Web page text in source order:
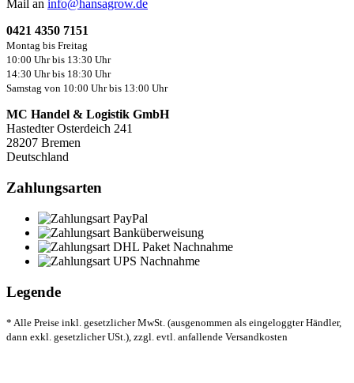
Mail an info@hansagrow.de
0421 4350 7151
Montag bis Freitag
10:00 Uhr bis 13:30 Uhr
14:30 Uhr bis 18:30 Uhr
Samstag von 10:00 Uhr bis 13:00 Uhr
MC Handel & Logistik GmbH
Hastedter Osterdeich 241
28207 Bremen
Deutschland
Zahlungsarten
Legende
* Alle Preise inkl. gesetzlicher MwSt. (ausgenommen als eingeloggter Händler,
dann exkl. gesetzlicher USt.), zzgl. evtl. anfallende Versandkosten